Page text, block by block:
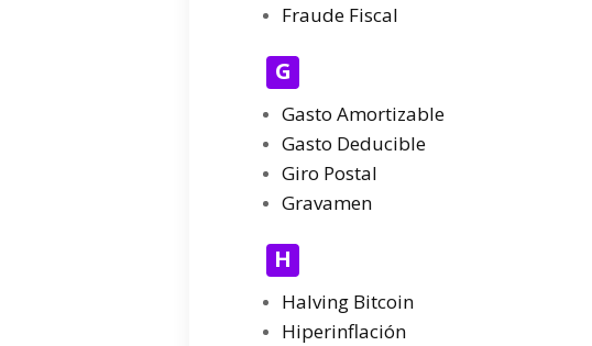
Fraude Fiscal
G
Gasto Amortizable
Gasto Deducible
Giro Postal
Gravamen
H
Halving Bitcoin
Hiperinflación